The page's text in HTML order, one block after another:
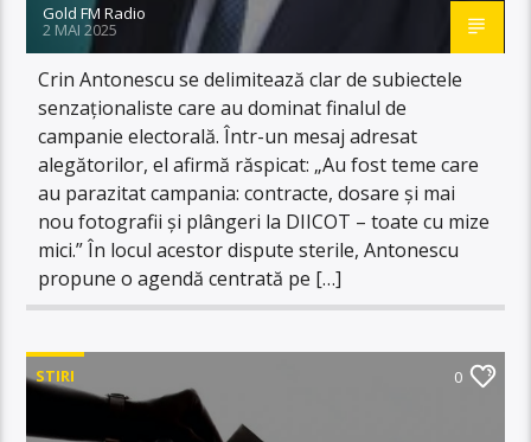
Gold FM Radio
2 MAI 2025
Crin Antonescu se delimitează clar de subiectele
senzaționaliste care au dominat finalul de
campanie electorală. Într-un mesaj adresat
alegătorilor, el afirmă răspicat: „Au fost teme care
au parazitat campania: contracte, dosare și mai
nou fotografii și plângeri la DIICOT – toate cu mize
mici.” În locul acestor dispute sterile, Antonescu
propune o agendă centrată pe […]
STIRI 0